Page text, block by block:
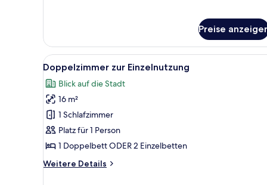
(Pet
friendly)
Preise
Alle
Fotos
für
Doppelzimmer
zur
Einzelnutzung
anzeigen
Ein Hotelzimmer mit Bett,
5
Doppelzimmer zur Einzelnutzung
Blick auf die Stadt
16 m²
1 Schlafzimmer
Platz für 1 Person
1 Doppelbett ODER 2 Einzelbetten
Weitere Details
Weitere